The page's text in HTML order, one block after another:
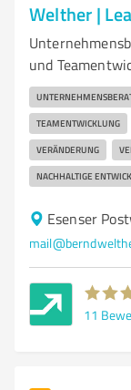
Welther |
und
TEAMENTWICKLUNG
VERÄNDERUNG
NACHHALTIGE
Esenser
11